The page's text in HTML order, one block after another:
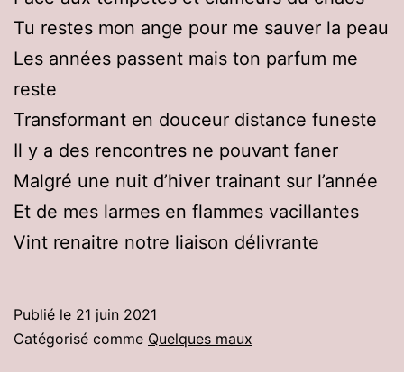
Tu restes mon ange pour me sauver la peau
Les années passent mais ton parfum me
reste
Transformant en douceur distance funeste
Il y a des rencontres ne pouvant faner
Malgré une nuit d’hiver trainant sur l’année
Et de mes larmes en flammes vacillantes
Vint renaitre notre liaison délivrante
Publié le 21 juin 2021
Catégorisé comme Quelques maux